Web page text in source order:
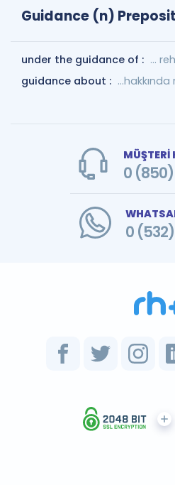
Guidance (n)
under the guidance of : ...
guidance about :
MÜŞTERİ
0
0